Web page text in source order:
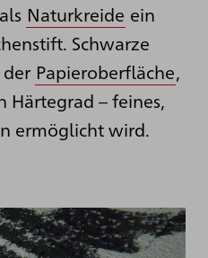
Naturkreide ein
Schwarze
Papieroberfläche,
Härtegrad – feines,
ermöglicht wird.